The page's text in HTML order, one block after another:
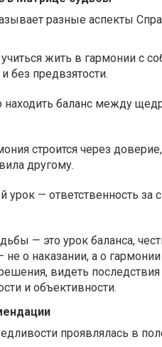
разные аспекты
жить в гармонии с
без предвзятости.
баланс между
строится через
другому.
урок — ответственность за
— это урок баланса,
не о наказании, а о
видеть
и объективности.
проявлялась в